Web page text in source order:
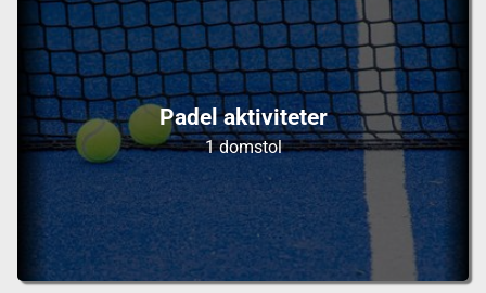
Padel aktiviteter
1 domstol